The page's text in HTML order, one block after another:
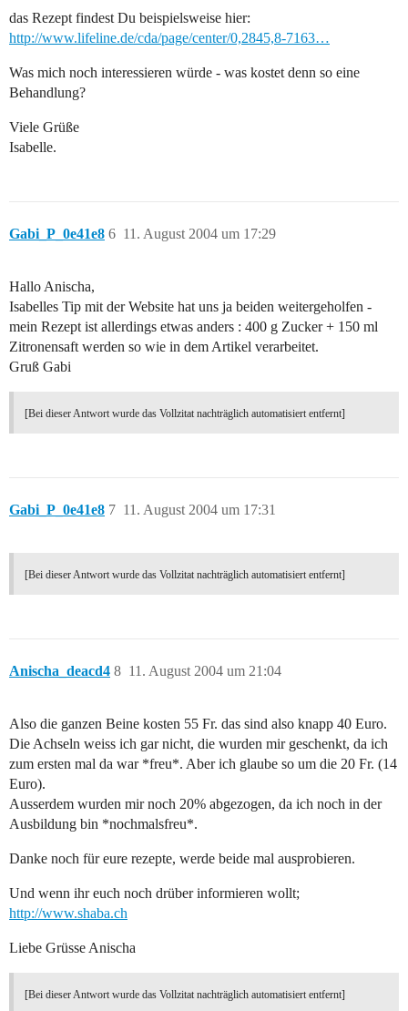
das Rezept findest Du beispielsweise hier:
http://www.lifeline.de/cda/page/center/0,2845,8-7163…
Was mich noch interessieren würde - was kostet denn so eine
Behandlung?
Viele Grüße
Isabelle.
Gabi_P_0e41e8 11. August 2004 um 17:29
6
Hallo Anischa,
Isabelles Tip mit der Website hat uns ja beiden weitergeholfen -
mein Rezept ist allerdings etwas anders : 400 g Zucker + 150 ml
Zitronensaft werden so wie in dem Artikel verarbeitet.
Gruß Gabi
[Bei dieser Antwort wurde das Vollzitat nachträglich automatisiert entfernt]
Gabi_P_0e41e8 11. August 2004 um 17:31
7
[Bei dieser Antwort wurde das Vollzitat nachträglich automatisiert entfernt]
Anischa_deacd4 11. August 2004 um 21:04
8
Also die ganzen Beine kosten 55 Fr. das sind also knapp 40 Euro.
Die Achseln weiss ich gar nicht, die wurden mir geschenkt, da ich
zum ersten mal da war *freu*. Aber ich glaube so um die 20 Fr. (14
Euro).
Ausserdem wurden mir noch 20% abgezogen, da ich noch in der
Ausbildung bin *nochmalsfreu*.
Danke noch für eure rezepte, werde beide mal ausprobieren.
Und wenn ihr euch noch drüber informieren wollt;
http://www.shaba.ch
Liebe Grüsse Anischa
[Bei dieser Antwort wurde das Vollzitat nachträglich automatisiert entfernt]